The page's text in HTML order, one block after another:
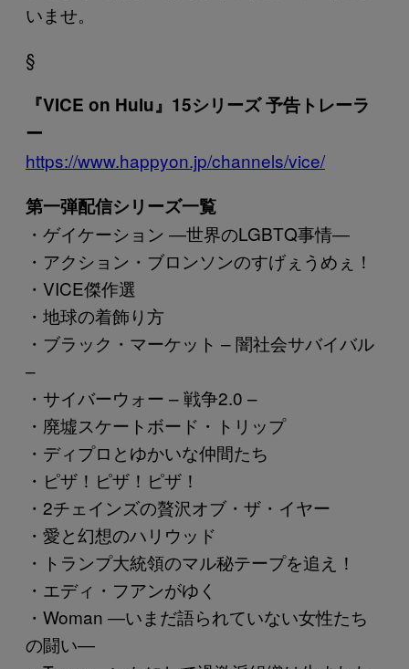
いませ。
§
『VICE on Hulu』15シリーズ 予告トレーラ
ー
https://www.happyon.jp/channels/vice/
第一弾配信シリーズ一覧
・ゲイケーション ―世界のLGBTQ事情―
・アクション・ブロンソンのすげぇうめぇ！
・VICE傑作選
・地球の着飾り方
・ブラック・マーケット – 闇社会サバイバル
–
・サイバーウォー – 戦争2.0 –
・廃墟スケートボード・トリップ
・ディプロとゆかいな仲間たち
・ピザ！ピザ！ピザ！
・2チェインズの贅沢オブ・ザ・イヤー
・愛と幻想のハリウッド
・トランプ大統領のマル秘テープを追え！
・エディ・フアンがゆく
・Woman ―いまだ語られていない女性たち
の闘い―